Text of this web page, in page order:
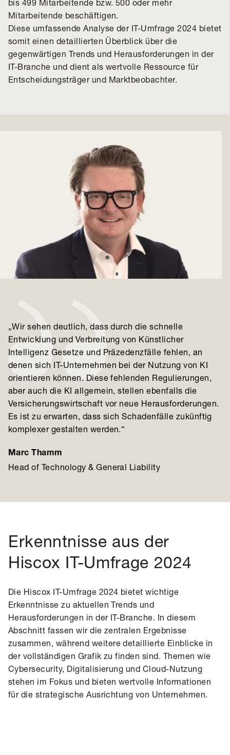
bis 499 Mitarbeitende bzw. 500 oder mehr
Mitarbeitende beschäftigen.
Diese umfassende Analyse der IT-Umfrage 2024 bietet
somit einen detaillierten Überblick über die
gegenwärtigen Trends und Herausforderungen in der
IT-Branche und dient als wertvolle Ressource für
Entscheidungsträger und Marktbeobachter.
„Wir sehen deutlich, dass durch die schnelle
Entwicklung und Verbreitung von Künstlicher
Intelligenz Gesetze und Präzedenzfälle fehlen, an
denen sich IT-Unternehmen bei der Nutzung von KI
orientieren können. Diese fehlenden Regulierungen,
aber auch die KI allgemein, stellen ebenfalls die
Versicherungswirtschaft vor neue Herausforderungen.
Es ist zu erwarten, dass sich Schadenfälle zukünftig
komplexer gestalten werden.“
Marc Thamm
Head of Technology & General Liability
Erkenntnisse aus der
Hiscox IT-Umfrage 2024
Die Hiscox IT-Umfrage 2024 bietet wichtige
Erkenntnisse zu aktuellen Trends und
Herausforderungen in der IT-Branche. In diesem
Abschnitt fassen wir die zentralen Ergebnisse
zusammen, während weitere detaillierte Einblicke in
der vollständigen Grafik zu finden sind. Themen wie
Cybersecurity, Digitalisierung und Cloud-Nutzung
stehen im Fokus und bieten wertvolle Informationen
für die strategische Ausrichtung von Unternehmen.